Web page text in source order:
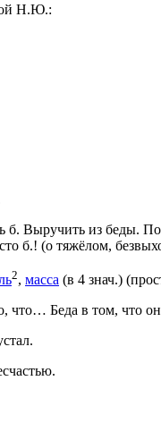
Н.Ю.:
б. Выручить из беды.
б.! (о тяжёлом,
2, масса (в 4 знач.) (
что… Беда в том, что